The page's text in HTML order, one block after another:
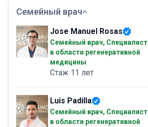
Семейный врач
Jose Manuel Rosas
Семейный врач, Специалист
в области регенеративной
медицины
Стаж 11 лет
Luis Padilla
Семейный врач, Специалист
в области регенеративной